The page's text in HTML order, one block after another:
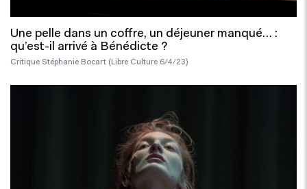
Une pelle dans un coffre, un déjeuner manqué… :
qu’est-il arrivé à Bénédicte ?
Critique Stéphanie Bocart (Libre Culture 6/4/23)